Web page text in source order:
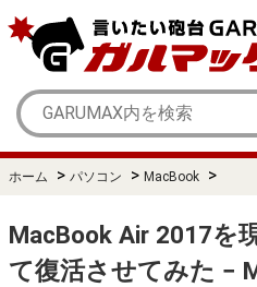
ホーム > パソコン > MacBook >
MacBook Air 2017を
て復活させてみた −